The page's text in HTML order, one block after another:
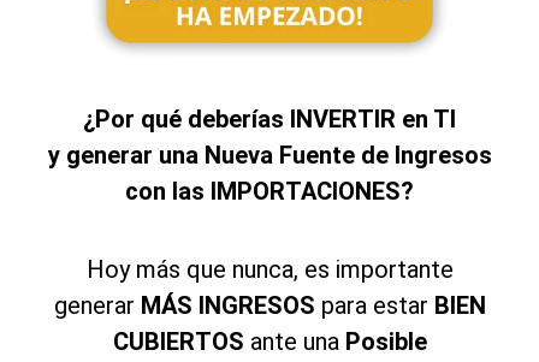
¿Por qué deberías INVERTIR en TI
y generar una Nueva Fuente de Ingresos
con las IMPORTACIONES?
Hoy más que nunca, es importante
generar MÁS INGRESOS para estar BIEN
CUBIERTOS ante una Posible